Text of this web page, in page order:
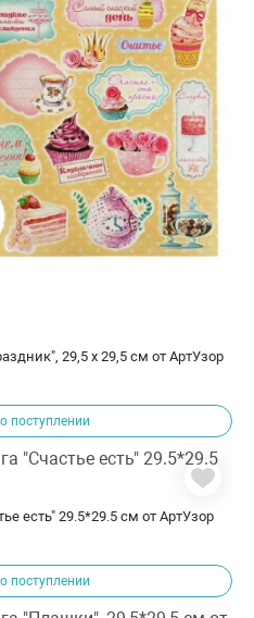
29,5 х 29,5 см от АртУзор
поступлении
есть" 29.5*29.5 см от АртУзор
поступлении